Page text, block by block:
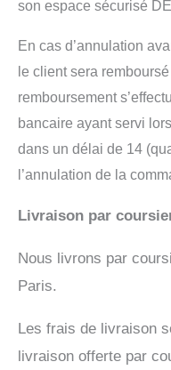
son espace sécurisé
En cas d’annulation
le client sera
remboursement
bancaire ayant servi
dans un délai de 14
l’annulation de la
Livraison par
Nous livrons par
Paris.
Les frais de livraison
livraison offerte par